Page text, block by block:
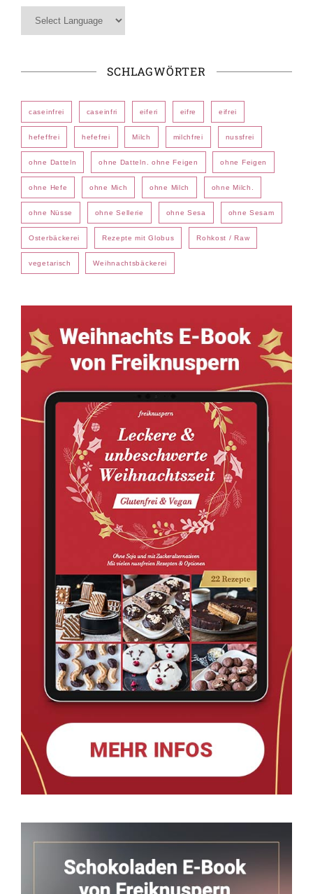
SCHLAGWÖRTER
caseinfrei caseinfri eiferi eifre eifrei
hefeffrei hefefrei Milch milchfrei nussfrei
ohne Datteln ohne Datteln. ohne Feigen ohne Feigen
ohne Hefe ohne Mich ohne Milch ohne Milch.
ohne Nüsse ohne Sellerie ohne Sesa ohne Sesam
Osterbäckerei Rezepte mit Globus Rohkost / Raw
vegetarisch Weihnachtsbäckerei